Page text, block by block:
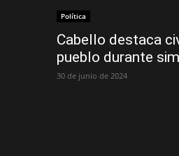
Política
Cabello destaca
pueblo durante
30 de junio de 2024